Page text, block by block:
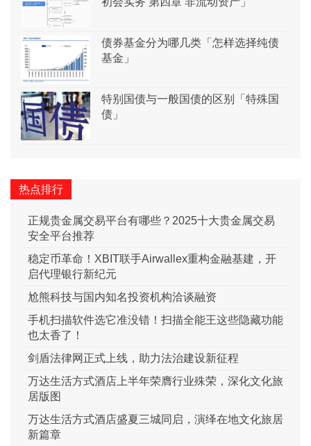
债券基金分为哪几类「怎样选择纯债
基金」
特别国债与一般国债的区别「特殊国
债」
热点排行
正规贵金属交易平台有哪些？2025十大贵金属交易
安全平台推荐
稳定币革命！XBIT联手Airwallex重构金融基建，开
启代理银行新纪元
尬熊科技与国内知名投资机构洽谈融资
手机扫描软件选它准没错！扫描全能王这些隐藏功能
也太香了！
剑盾法律网正式上线，助力法治建设新征程​
万达生活方式酒店上半年荣膺行业殊荣，深化文化旅
居版图
万达生活方式酒店盛夏三城同启，演绎在地文化旅居
新篇章